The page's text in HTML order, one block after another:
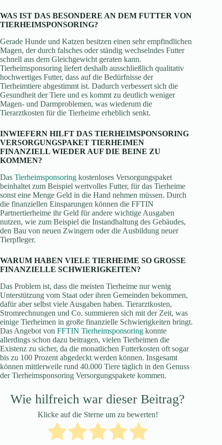
WAS IST DAS BESONDERE AN DEM FUTTER VON
TIERHEIMSPONSORING?
Gerade Hunde und Katzen besitzen einen sehr empfindlichen
Magen, der durch falsches oder ständig wechselndes Futter
schnell aus dem Gleichgewicht geraten kann.
Tierheimsponsoring liefert deshalb ausschließlich qualitativ
hochwertiges Futter, dass auf die Bedürfnisse der
Tierheimtiere abgestimmt ist. Dadurch verbessert sich die
Gesundheit der Tiere und es kommt zu deutlich weniger
Magen- und Darmproblemen, was wiederum die
Tierarztkosten für die Tierheime erheblich senkt.
INWIEFERN HILFT DAS TIERHEIMSPONSORING
VERSORGUNGSPAKET TIERHEIMEN
FINANZIELL WIEDER AUF DIE BEINE ZU
KOMMEN?
Das Tierheimsponsoring kostenloses Versorgungspaket
beinhaltet zum Beispiel wertvolles Futter, für das Tierheime
sonst eine Menge Geld in die Hand nehmen müssen. Durch
die finanziellen Einsparungen können die FFTIN
Partnertierheime ihr Geld für andere wichtige Ausgaben
nutzen, wie zum Beispiel die Instandhaltung des Gebäudes,
den Bau von neuen Zwingern oder die Ausbildung neuer
Tierpfleger.
WARUM HABEN VIELE TIERHEIME SO GROSSE
FINANZIELLE SCHWIERIGKEITEN?
Das Problem ist, dass die meisten Tierheime nur wenig
Unterstützung vom Staat oder ihren Gemeinden bekommen,
dafür aber selbst viele Ausgaben haben. Tierarztkosten,
Stromrechnungen und Co. summieren sich mit der Zeit, was
einige Tierheimen in große finanzielle Schwierigkeiten bringt.
Das Angebot von FFTIN Tierheimsponsoring konnte
allerdings schon dazu beitragen, vielen Tierheimen die
Existenz zu sicher, da die monatlichen Futterkosten oft sogar
bis zu 100 Prozent abgedeckt werden können. Insgesamt
können mittlerweile rund 40.000 Tiere täglich in den Genuss
der Tierheimsponsoring Versorgungspakete kommen.
Wie hilfreich war dieser Beitrag?
Klicke auf die Sterne um zu bewerten!